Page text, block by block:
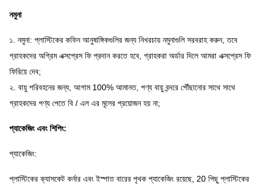
নমুনা
১. নমুনা: প্লাস্টিকের কফিন আনুষাঙ্গিকগুলির জন্য নিখরচায় নমুনাগুলি সরবরাহ করুন, তবে
গ্রাহকদের অগ্রিম এক্সপ্রেস ফি প্রদান করতে হবে, গ্রাহকরা অর্ডার দিলে আমরা এক্সপ্রেস ফি
ফিরিয়ে দেব;
২. বায়ু পরিবহনের জন্য, আগাম 100% আমানত, পণ্য বায়ু বন্দরে পৌঁছানোর সাথে সাথে
গ্রাহকদের পণ্য পেতে বি / এল এর মূলের প্রয়োজন হয় না;
প্যাকেজিং এবং শিপিং:
প্যাকেজিং:
প্লাস্টিকের ক্যাসকেট কর্নার এবং ইস্পাত বারের পৃথক প্যাকেজিং রয়েছে, 20 পিছু প্লাস্টিকের